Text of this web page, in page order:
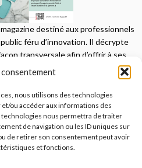
nous utilisons des technologies
ou accéder aux informations des
technologies nous permettra de traiter
de navigation ou les ID uniques sur
de retirer son consentement peut avoir
et fonctions.
destiné aux professionnels
féru d’innovation. Il décrypte
transversale afin d’offrir à ses